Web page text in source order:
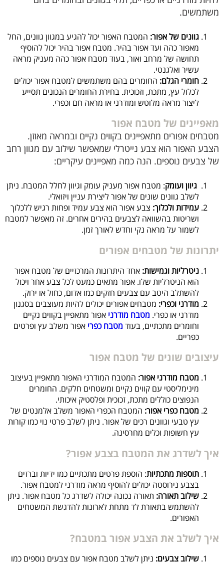
משתמשים.
גוונים של אפור: המטבח האפור יכול להגיע במגוון גוונים, החל
מאפור כהה ועד אפור בהיר. מטבח אפור בהיר יכול להוסיף
תחושה של מרחב ואור, בעוד מטבח אפור כהה מעניק מראה
עשיר ואלגנטי.
חומרי הגלם: החומרים בהם משתמשים למטבח אפור יכולים
לכלול עץ, מתכת, וזכוכית. בחירת החומרים הנכונים תסייע
ליצור מראה מלוטש ומודרני או מראה חם וכפרי.
מאפיינים של מטבח אפור
מטבחים אפורים מתאפיינים בקווים נקיים ובמראה מאוזן.
הצבע האפור הוא צבע נייטרלי שמאפשר שילוב עם מגוון רחב
של צבעים נוספים. הנה כמה מאפיינים עיקריים:
גיוון ועומק: מטבח אפור מעניק עומק וגיוון לחלל המטבח. ניתן
לשלב גוונים שונים של אפור ליצירת עניין ויזואלי.
עמידות ולכלוך: צבע אפור הוא צבע עמיד ופחות רגיש ללכלוך
ושריטות בהשוואה לצבעים בהירים אחרים. זה מאפשר למטבח
לשמור על מראה נקי וחדש לאורך זמן.
יתרונות של מטבחים אפורים
ניטרליות וגמישות: אחד היתרונות המרכזיים של מטבח אפור
הוא הניטרליות שלו. אפור מתאים כמעט לכל צבע אחר ויכול
להשתלב היטב עם צבעים חזקים כמו אדום, כחול או ירוק.
מודרני וכפרי: מטבחים אפורים יכולים להיות מעוצבים בסגנון
מודרני או כפרי. מטבח מודרני אפור מתאפיין בקווים נקיים
וחומרים מתכתיים, בעוד מטבח כפרי אפור משלב עץ ופרטים
כפריים.
עיצובים שונים של מטבח אפור
מטבח מודרני אפור: המטבח המודרני האפור מתאפיין בעיצוב
מינימליסטי עם קווים נקיים ומשטחים חלקים. החומרים
הנפוצים כוללים מתכת, זכוכית ופלסטיק איכותי.
מטבח כפרי אפור: המטבח הכפרי האפור משלב אלמנטים של
עץ טבעי וגוונים רכים של אפור. ניתן לשלב פרטי נוי כמו קורות
עץ חשופות וכלים מחרסינה.
איך לשדרג את המטבח בצבע אפור?
תוספות מתכתיות: הוספת פרטים מתכתיים כמו ידיות וברזים
בצבע נירוסטה יכולים להוסיף מראה מודרני למטבח אפור.
שילוב תאורה: תאורה נכונה יכולה לשדרג כל מטבח אפור. ניתן
להשתמש בתאורת לד מתחת לארונות להדגשת המשטחים
האפורים.
איך לשלב את הצבע אפור במטבח?
שילוב צבעים: ניתן לשלב מטבח אפור עם צבעים נוספים כמו